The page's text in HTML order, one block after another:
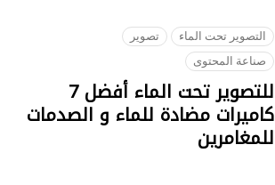
التصوير تحت الماء
تصوير
صناعة المحتوى
للتصوير تحت الماء أفضل 7
كاميرات مضادة للماء و الصدمات
للمغامرين